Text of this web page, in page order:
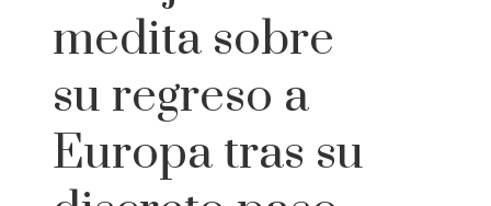
medita sobre
su regreso a
Europa tras su